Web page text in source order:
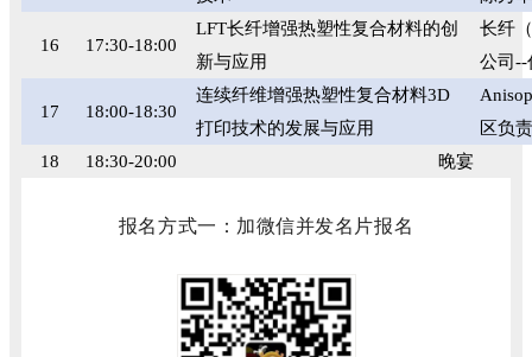
16 17:30-18:00
LFT长纤增强热塑性复合材料的创
新与应用
长纤
公司--
17 18:00-18:30
连续纤维增强热塑性复合材料3D
打印技术的发展与应用
区负
18
18:30-20:00 晚宴
报名方式一：加微信并发名片报名